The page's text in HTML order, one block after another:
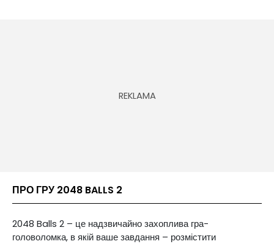
ПРО ГРУ 2048 BALLS 2
2048 Balls 2 – це надзвичайно захоплива гра-
головоломка, в якій ваше завдання – розмістити